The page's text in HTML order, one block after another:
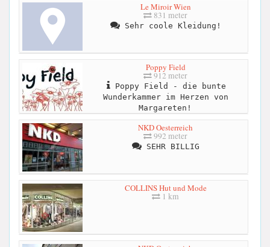
Le Miroir Wien
831 meter
Sehr coole Kleidung!
Poppy Field
912 meter
Poppy Field - die bunte
Wunderkammer im Herzen von
Margareten!
NKD Oesterreich
992 meter
SEHR BILLIG
COLLINS Hut und Mode
1 km